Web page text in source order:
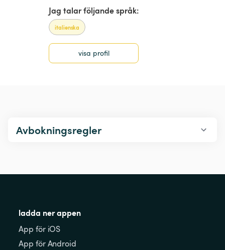
Jag talar följande språk:
italienska
visa profil
Avbokningsregler
ladda ner appen
App för iOS
App för Android